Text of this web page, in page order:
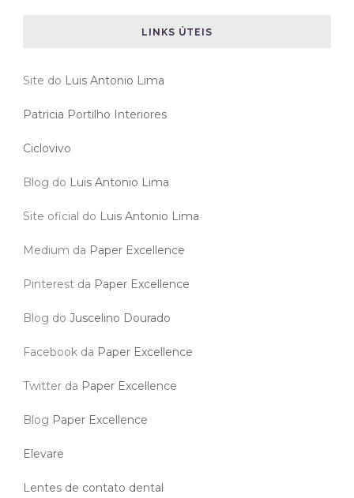
LINKS ÚTEIS
Site do Luis Antonio Lima
Patricia Portilho Interiores
Ciclovivo
Blog do Luis Antonio Lima
Site oficial do Luis Antonio Lima
Medium da Paper Excellence
Pinterest da Paper Excellence
Blog do Juscelino Dourado
Facebook da Paper Excellence
Twitter da Paper Excellence
Blog Paper Excellence
Elevare
Lentes de contato dental